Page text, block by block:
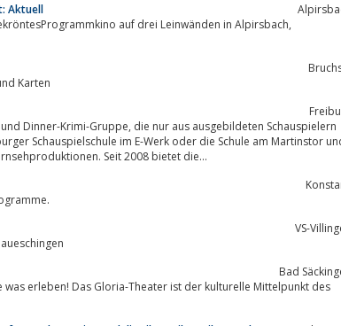
Aktuell
auf drei Leinwänden in Alpirsbach,
Spielplan und Karten
nur aus ausgebildeten Schauspielern
Schauspielschule im E-Werk oder die Schule am Martinstor
Seit 2008 bietet die...
und Programme.
VS-
Bad
erleben! Das Gloria-Theater ist der kulturelle Mittelpunkt des